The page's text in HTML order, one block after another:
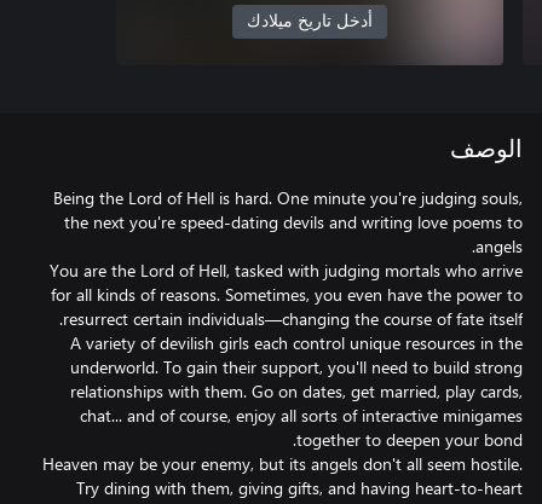
أدخل تاريخ ميلادك
الوصف
Being the Lord of Hell is hard. One minute you're judging souls,
the next you're speed-dating devils and writing love poems to
You are the Lord of Hell, tasked with judging mortals who arrive
for all kinds of reasons. Sometimes, you even have the power to
A variety of devilish girls each control unique resources in the
underworld. To gain their support, you'll need to build strong
relationships with them. Go on dates, get married, play cards,
chat... and of course, enjoy all sorts of interactive minigames
Heaven may be your enemy, but its angels don't all seem hostile.
Try dining with them, giving gifts, and having heart-to-heart